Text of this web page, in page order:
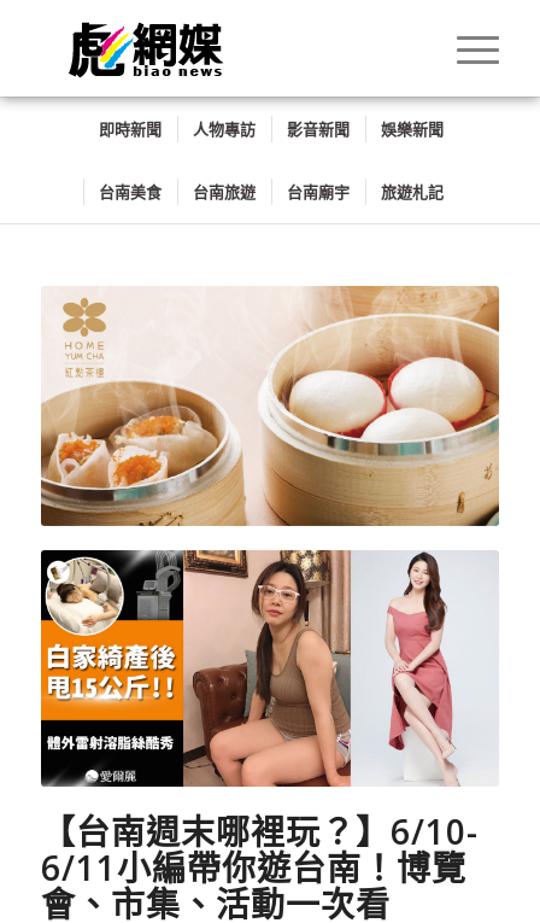
即時新聞 人物專訪 影音新聞 娛樂新聞
台南美食 台南旅遊 台南廟宇 旅遊札記
【台南週末哪裡玩？】 6/10-
6/11小編帶你遊台南！博覽
會、市集、活動一次看